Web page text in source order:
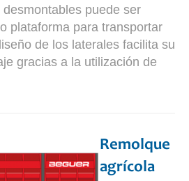
desmontables puede ser
plataforma para transportar
de los laterales facilita su
gracias a la utilización de
Remolque
agrícola